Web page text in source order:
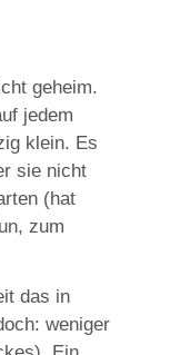
geheim.
jedem
klein. Es
sie nicht
(hat
zum
das in
weniger